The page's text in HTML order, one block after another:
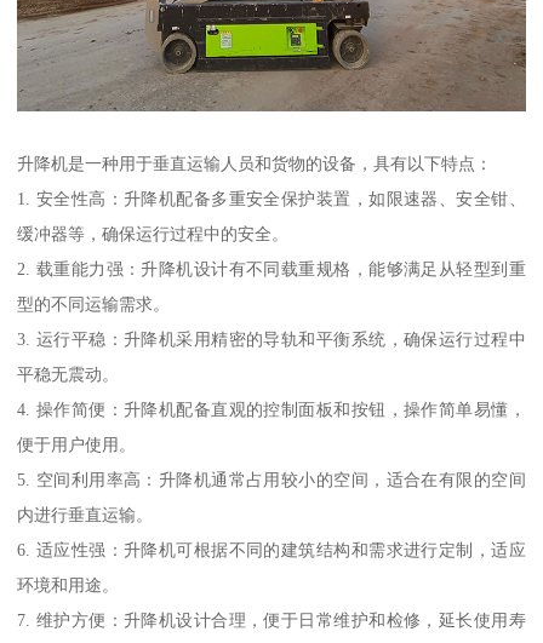
升降机是一种用于垂直运输人员和货物的设备，具有以下特点：
1. 安全性高：升降机配备多重安全保护装置，如限速器、安全钳、
缓冲器等，确保运行过程中的安全。
2. 载重能力强：升降机设计有不同载重规格，能够满足从轻型到重
型的不同运输需求。
3. 运行平稳：升降机采用精密的导轨和平衡系统，确保运行过程中
平稳无震动。
4. 操作简便：升降机配备直观的控制面板和按钮，操作简单易懂，
便于用户使用。
5. 空间利用率高：升降机通常占用较小的空间，适合在有限的空间
内进行垂直运输。
6. 适应性强：升降机可根据不同的建筑结构和需求进行定制，适应
环境和用途。
7. 维护方便：升降机设计合理，便于日常维护和检修，延长使用寿